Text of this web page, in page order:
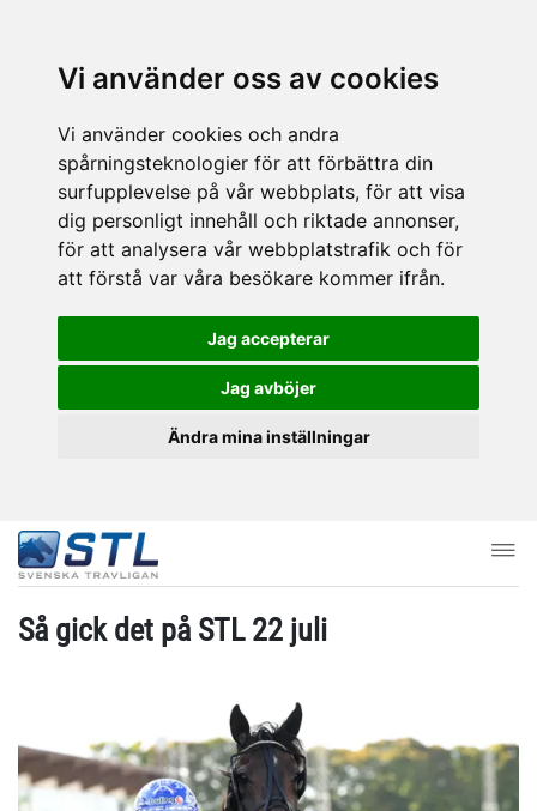
Vi använder oss av cookies
Vi använder cookies och andra
spårningsteknologier för att förbättra din
surfupplevelse på vår webbplats, för att visa
dig personligt innehåll och riktade annonser,
för att analysera vår webbplatstrafik och för
att förstå var våra besökare kommer ifrån.
Jag accepterar
Jag avböjer
Ändra mina inställningar
Så gick det på STL 22 juli